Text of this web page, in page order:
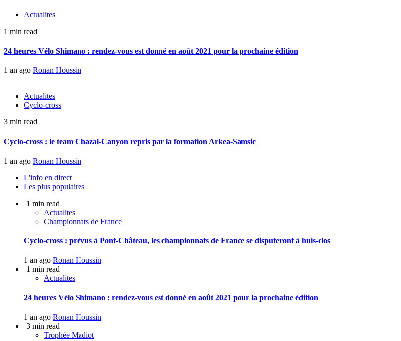
Actualites
1 min read
24 heures Vélo Shimano : rendez-vous est donné en août 2021 pour la prochaine édition
1 an ago Ronan Houssin
Actualites
Cyclo-cross
3 min read
Cyclo-cross : le team Chazal-Canyon repris par la formation Arkea-Samsic
1 an ago Ronan Houssin
L'info en direct
Les plus populaires
1 min read
Actualites
Championnats de France
Cyclo-cross : prévus à Pont-Château, les championnats de France se disputeront à huis-clos
1 an ago Ronan Houssin
1 min read
Actualites
24 heures Vélo Shimano : rendez-vous est donné en août 2021 pour la prochaine édition
1 an ago Ronan Houssin
3 min read
Trophée Madiot